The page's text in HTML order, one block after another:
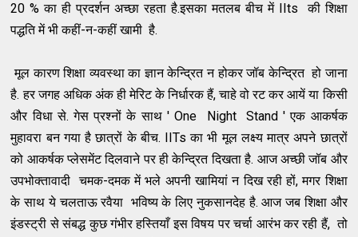
20 % का ही प्रदर्शन अच्छा रहता है.इसका मतलब बीच में IIts की शिक्षा
पद्धति में भी कहीं-न-कहीं खामी है.
मूल कारण शिक्षा व्यवस्था का ज्ञान केन्द्रित न होकर जॉब केन्द्रित हो जाना
है. हर जगह अधिक अंक ही मेरिट के निर्धारक हैं, चाहे वो रट कर आयें या किसी
और विधा से. गेस प्रश्नों के साथ ' One Night Stand ' एक आकर्षक
मुहावरा बन गया है छात्रों के बीच. IITs का भी मूल लक्ष्य मात्र अपने छात्रों
को आकर्षक प्लेसमेंट दिलवाने पर ही केन्द्रित दिखता है. आज अच्छी जॉब और
उपभोक्तावादी चमक-दमक में भले अपनी खामियां न दिख रही हों, मगर शिक्षा
के साथ ये चलताऊ रवैया भविष्य के लिए नुकसानदेह है. आज जब शिक्षा और
इंडस्ट्री से संबद्ध कुछ गंभीर हस्तियाँ इस विषय पर चर्चा आरंभ कर रही हैं, तो